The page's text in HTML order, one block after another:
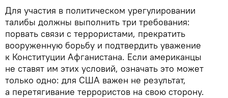
Для участия в политическом урегулировании
талибы должны выполнить три требования:
порвать связи с террористами, прекратить
вооруженную борьбу и подтвердить уважение
к Конституции Афганистана. Если американцы
не ставят им этих условий, означать это может
только одно: для США важен не результат,
а перетягивание террористов на свою сторону.